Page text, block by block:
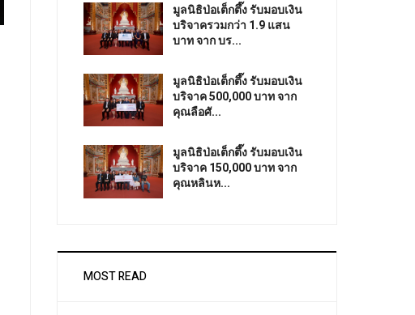
มูลนิธิป่อเต็กตึ๊ง รับมอบเงิน
บริจาครวมกว่า 1.9 แสน
บาท จาก บร...
มูลนิธิป่อเต็กตึ๊ง รับมอบเงิน
บริจาค 500,000 บาท จาก
คุณลือศั...
มูลนิธิป่อเต็กตึ๊ง รับมอบเงิน
บริจาค 150,000 บาท จาก
คุณหลินห...
MOST READ